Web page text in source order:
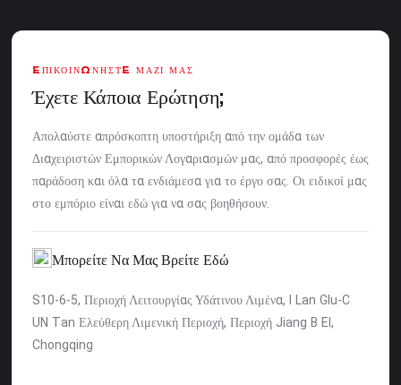
ΕΠΙΚΟΙΝΩΝΉΣΤΕ ΜΑΖΊ ΜΑΣ
Έχετε Κάποια Ερώτηση;
Απολαύστε απρόσκοπτη υποστήριξη από την ομάδα των
Διαχειριστών Εμπορικών Λογαριασμών μας, από προσφορές έως
παράδοση και όλα τα ενδιάμεσα για το έργο σας. Οι ειδικοί μας
στο εμπόριο είναι εδώ για να σας βοηθήσουν.
Μπορείτε Να Μας Βρείτε Εδώ
S10-6-5, Περιοχή Λειτουργίας Υδάτινου Λιμένα, l Lan Glu-C
UN Tan Ελεύθερη Λιμενική Περιοχή, Περιοχή Jiang B EI,
Chongqing